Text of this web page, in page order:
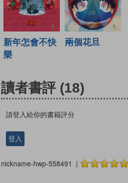
新年怎會不快
樂
兩個花旦
讀者書評 (18)
請登入給你的書籍評分
登入
nickname-hwp-558491 |